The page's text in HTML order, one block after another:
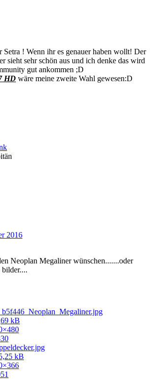
Setra ! Wenn ihr es genauer haben wollt! Der
sieht sehr schön aus und ich denke das wird
gut ankommen ;D
HD wäre meine zweite Wahl gewesen:D
2016
Neoplan Megaliner wünschen.......oder
bilder....
kB
kB